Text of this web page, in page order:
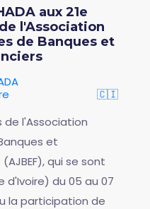
aux 21e
l'Association
de Banques et
🇨🇮
de l'Association
et
qui se sont
d'Ivoire) du 05 au 07
la participation de